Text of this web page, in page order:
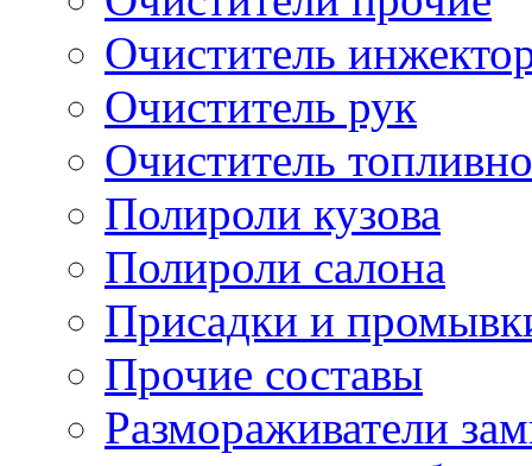
Очиститель
Очиститель рук
Очиститель
Полироли кузова
Полироли салона
Присадки и
Прочие составы
Размораживатели